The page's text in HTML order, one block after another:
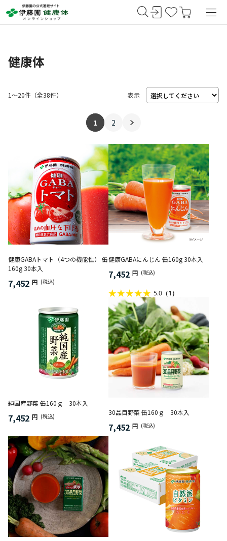
健康体
表示
1～20件 （ 38件）
1 2
健康GABAトマト（4つの機能性） 缶
160g 30本入
7,452 円 (税込)
健康GABAにんじん 缶160g 30本入
7,452 円 (税込)
5.0 （1）
純国産野菜 缶160ｇ 30本入
7,452 円 (税込) 30品目野菜 缶160ｇ 30本入
7,452 円 (税込)